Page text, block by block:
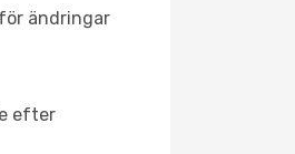
ändringar
efter